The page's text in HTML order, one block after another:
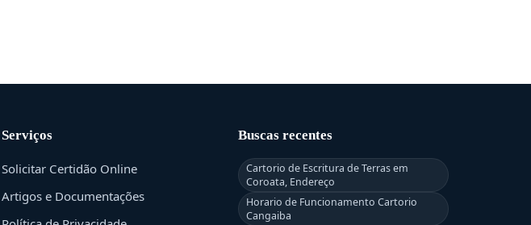
Serviços
Solicitar Certidão Online
Artigos e Documentações
Buscas recentes
Cartorio de Escritura de Terras em
Coroata, Endereço
Horario de Funcionamento Cartorio
Cangaiba